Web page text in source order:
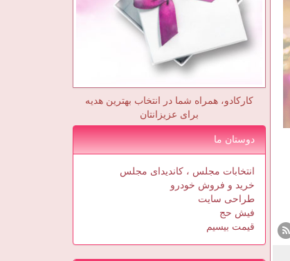
کارکادو، همراه شما در انتخاب بهترین هدیه
برای عزیزانتان
دوستان ما
انتخابات مجلس ، کاندیدای مجلس
خرید و فروش خودرو
طراحی سایت
فیش حج
قیمت بیسیم